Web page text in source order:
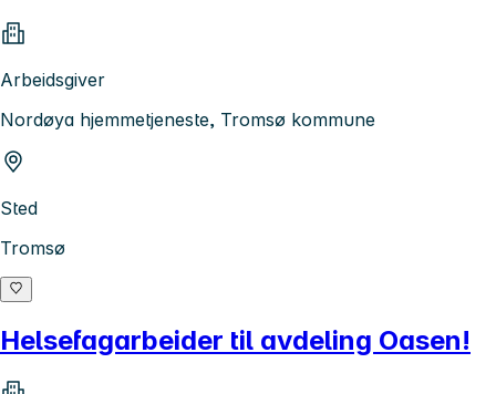
Arbeidsgiver
Nordøya hjemmetjeneste, Tromsø kommune
Sted
Tromsø
Helsefagarbeider til avdeling Oasen!